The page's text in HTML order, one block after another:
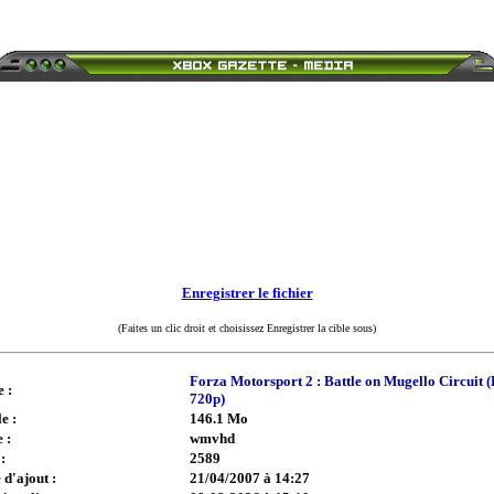
Enregistrer le fichier
(Faites un clic droit et choisissez Enregistrer la cible sous)
:
Forza Motorsport 2 : Battle on Mugello Circuit
720p)
:
146.1 Mo
:
wmvhd
2589
d'ajout :
21/04/2007 à 14:27